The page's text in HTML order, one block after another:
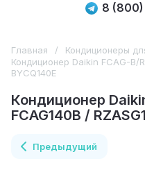
8
Главная / Кондиционеры
Кондиционер Daikin FCAG-B/
BYCQ140E
Кондиционер
FCAG140B /
Предыдущий